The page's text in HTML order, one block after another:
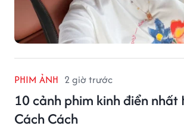
PHIM ẢNH 2 giờ trước
10 cảnh phim kinh điển nhất
Cách Cách